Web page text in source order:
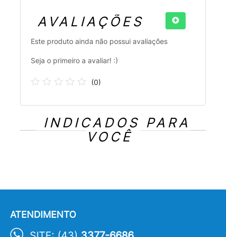
AVALIAÇÕES
Este produto ainda não possui avaliações
Seja o primeiro a avaliar! :)
(0)
INDICADOS PARA
VOCÊ
ATENDIMENTO